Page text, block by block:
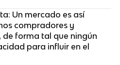
Un mercado es así
compradores y
de forma tal que ningún
para influir en el